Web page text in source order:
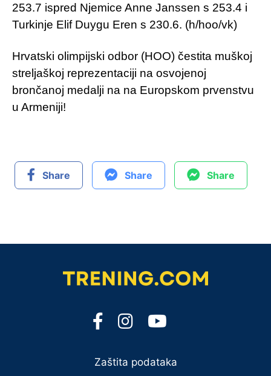
253.7 ispred Njemice Anne Janssen s 253.4 i
Turkinje Elif Duygu Eren s 230.6. (h/hoo/vk)
Hrvatski olimpijski odbor (HOO) čestita muškoj
streljaškoj reprezentaciji na osvojenoj
brončanoj medalji na na Europskom prvenstvu
u Armeniji!
Share Share Share
Zaštita podataka